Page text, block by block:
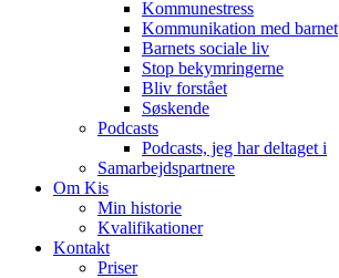
Kommunestress
Kommunikation med barnet
Barnets sociale liv
Stop bekymringerne
Bliv forstået
Søskende
Podcasts
Podcasts, jeg har deltaget i
Samarbejdspartnere
Om Kis
Min historie
Kvalifikationer
Kontakt
Priser